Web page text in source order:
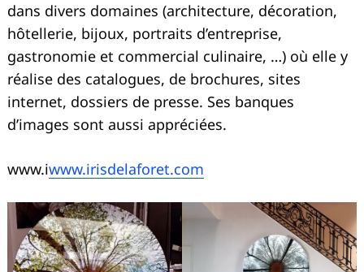
dans divers domaines (architecture, décoration,
hôtellerie, bijoux, portraits d’entreprise,
gastronomie et commercial culinaire, …) où elle y
réalise des catalogues, de brochures, sites
internet, dossiers de presse. Ses banques
d’images sont aussi appréciées.
www.iwww.irisdelaforet.com